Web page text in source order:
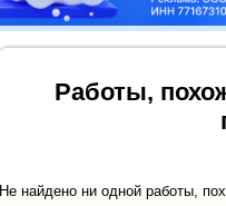
Работы,
Не найдено ни одной работы,